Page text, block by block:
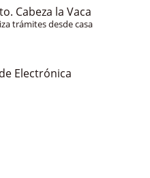
Cabeza la Vaca
trámites desde casa
Electrónica